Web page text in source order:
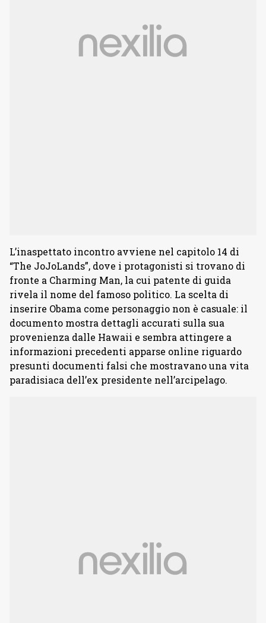
L’inaspettato incontro avviene nel capitolo 14 di
“The JoJoLands”, dove i protagonisti si trovano di
fronte a Charming Man, la cui patente di guida
rivela il nome del famoso politico. La scelta di
inserire Obama come personaggio non è casuale: il
documento mostra dettagli accurati sulla sua
provenienza dalle Hawaii e sembra attingere a
informazioni precedenti apparse online riguardo
presunti documenti falsi che mostravano una vita
paradisiaca dell’ex presidente nell’arcipelago.